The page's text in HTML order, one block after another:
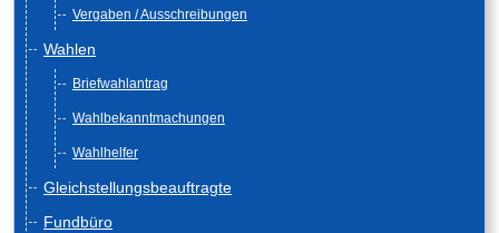
Vergaben / Ausschreibungen
Wahlen
Briefwahlantrag
Wahlbekanntmachungen
Wahlhelfer
Gleichstellungsbeauftragte
Fundbüro